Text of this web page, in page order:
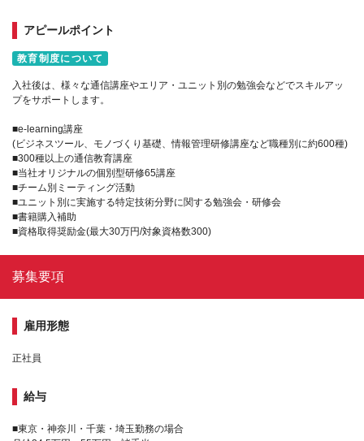
アピールポイント
教育制度について
入社後は、様々な通信講座やエリア・ユニット別の勉強会などでスキルアッ
プをサポートします。
■e-learning講座
(ビジネスツール、モノづくり基礎、情報管理研修講座など職種別に約600種)
■300種以上の通信教育講座
■当社オリジナルの個別型研修65講座
■チーム別ミーティング活動
■ユニット別に実施する特定技術分野に関する勉強会・研修会
■書籍購入補助
■資格取得奨励金(最大30万円/対象資格数300)
募集要項
雇用形態
正社員
給与
■東京・神奈川・千葉・埼玉勤務の場合